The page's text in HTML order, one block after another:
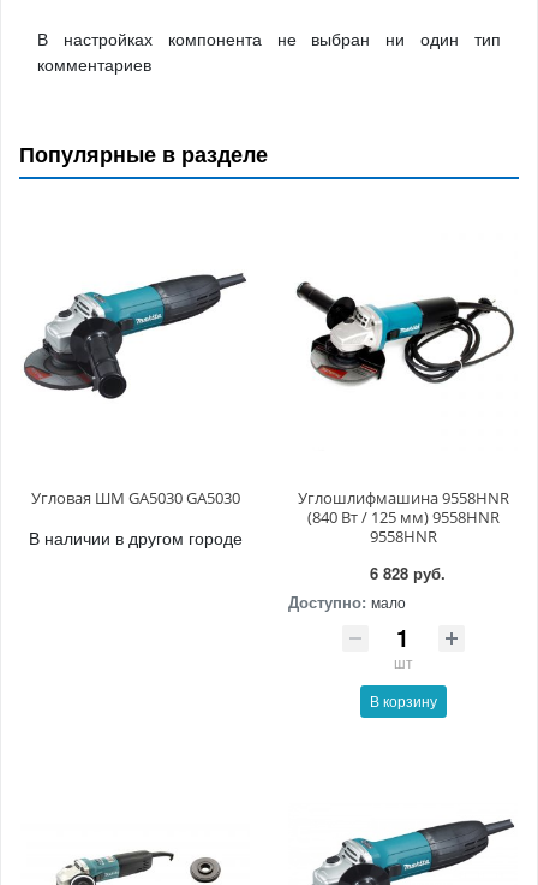
В настройках компонента не выбран ни один тип
комментариев
Популярные в разделе
Угловая ШМ GA5030 GA5030
В наличии в другом городе
Углошлифмашина 9558HNR
(840 Вт / 125 мм) 9558HNR
9558HNR
6 828 руб.
Доступно: мало
шт
В корзину